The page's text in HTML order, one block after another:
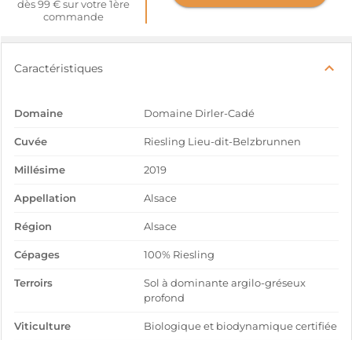
dès 99 € sur votre 1ère
commande
Caractéristiques
Domaine Domaine Dirler-Cadé
Cuvée Riesling Lieu-dit-Belzbrunnen
Millésime 2019
Appellation Alsace
Région Alsace
Cépages 100% Riesling
Terroirs
Sol à dominante argilo-gréseux
profond
Viticulture Biologique et biodynamique certifiée